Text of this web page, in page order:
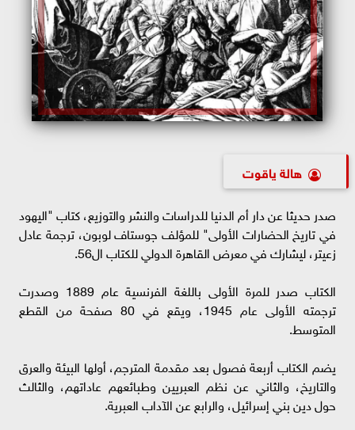
هالة ياقوت
صدر حديثا عن دار أم الدنيا للدراسات والنشر والتوزيع، كتاب "اليهود
في تاريخ الحضارات الأولى" للمؤلف جوستاف لوبون، ترجمة عادل
زعيتر، ليشارك في معرض القاهرة الدولي للكتاب ال56.
الكتاب صدر للمرة الأولى باللغة الفرنسية عام 1889 وصدرت
ترجمته الأولى عام 1945، ويقع في 80 صفحة من القطع
المتوسط.
يضم الكتاب أربعة فصول بعد مقدمة المترجم، أولها البيئة والعرق
والتاريخ، والثاني عن نظم العبريين وطبائعهم عاداتهم، والثالث
حول دين بني إسرائيل، والرابع عن الآداب العبرية.